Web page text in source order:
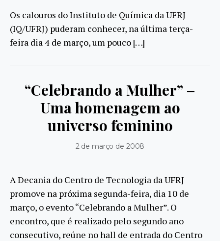
Os calouros do Instituto de Química da UFRJ
(IQ/UFRJ) puderam conhecer, na última terça-
feira dia 4 de março, um pouco […]
“Celebrando a Mulher” –
Uma homenagem ao
universo feminino
2 de março de 2008
A Decania do Centro de Tecnologia da UFRJ
promove na próxima segunda-feira, dia 10 de
março, o evento “Celebrando a Mulher”. O
encontro, que é realizado pelo segundo ano
consecutivo, reúne no hall de entrada do Centro